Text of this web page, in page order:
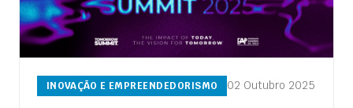
INOVAÇÃO E EMPREENDEDORISMO 02 Outubro 2025